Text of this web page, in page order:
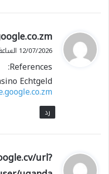
ي
ق
ل
12/07/2026 الساعة 02:28
References:
Echtgeld
رد
ي
url?